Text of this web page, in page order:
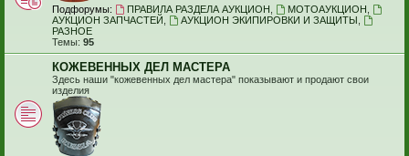
Подфорумы: ПРАВИЛА РАЗДЕЛА АУКЦИОН МОТОАУКЦИОН
АУКЦИОН ЗАПЧАСТЕЙ
АУКЦИОН ЭКИПИРОВКИ И ЗАЩИТЫ
РАЗНОЕ
Темы: 95
КОЖЕВЕННЫХ ДЕЛ МАСТЕРА
Здесь наши "кожевенных дел мастера" показывают и продают свои
изделия